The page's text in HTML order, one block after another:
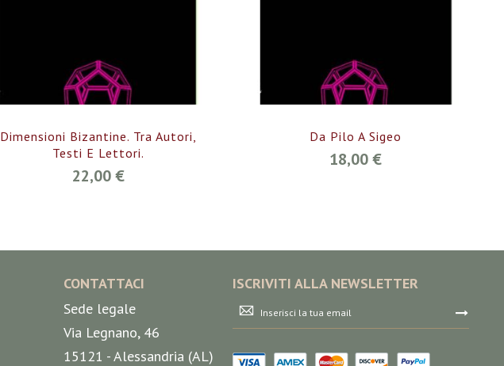
Dimensioni Bizantine. Tra Autori,
Testi E Lettori.
22,00 €
Da Pilo A Sigeo
18,00 €
CONTATTACI
Sede legale
Via Legnano, 46
15121 - Alessandria (AL)
ISCRIVITI ALLA NEWSLETTER
Iscriviti
alla
nostra